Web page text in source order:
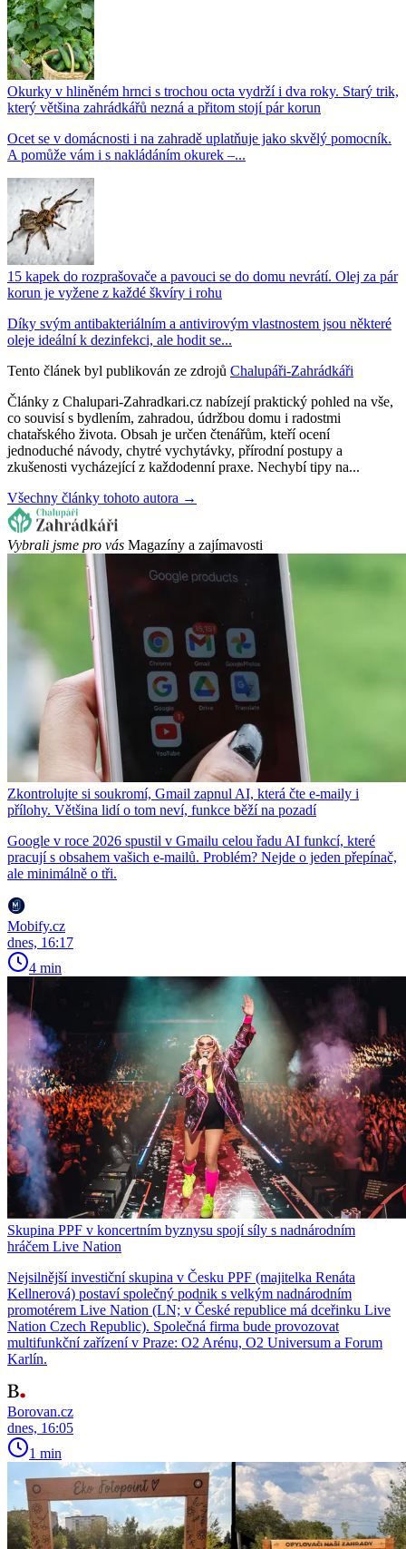
Okurky v hliněném hrnci s trochou octa vydrží i dva roky. Starý trik,
který většina zahrádkářů nezná a přitom stojí pár korun
Ocet se v domácnosti i na zahradě uplatňuje jako skvělý pomocník.
A pomůže vám i s nakládáním okurek –...
15 kapek do rozprašovače a pavouci se do domu nevrátí. Olej za pár
korun je vyžene z každé škvíry i rohu
Díky svým antibakteriálním a antivirovým vlastnostem jsou některé
oleje ideální k dezinfekci, ale hodit se...
Tento článek byl publikován ze zdrojů Chalupáři-Zahrádkáři
Články z Chalupari-Zahradkari.cz nabízejí praktický pohled na vše,
co souvisí s bydlením, zahradou, údržbou domu i radostmi
chatařského života. Obsah je určen čtenářům, kteří ocení
jednoduché návody, chytré vychytávky, přírodní postupy a
zkušenosti vycházející z každodenní praxe. Nechybí tipy na...
Všechny články tohoto autora →
Vybrali jsme pro vás Magazíny a zajímavosti
Zkontrolujte si soukromí, Gmail zapnul AI, která čte e-maily i
přílohy. Většina lidí o tom neví, funkce běží na pozadí
Google v roce 2026 spustil v Gmailu celou řadu AI funkcí, které
pracují s obsahem vašich e-mailů. Problém? Nejde o jeden přepínač,
ale minimálně o tři.
Mobify.cz
dnes, 16:17
4 min
Skupina PPF v koncertním byznysu spojí síly s nadnárodním
hráčem Live Nation
Nejsilnější investiční skupina v Česku PPF (majitelka Renáta
Kellnerová) postaví společný podnik s velkým nadnárodním
promotérem Live Nation (LN; v České republice má dceřinku Live
Nation Czech Republic). Společná firma bude provozovat
multifunkční zařízení v Praze: O2 Arénu, O2 Universum a Forum
Karlín.
Borovan.cz
dnes, 16:05
1 min